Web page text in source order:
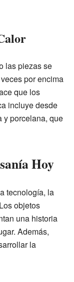
las piezas se
por encima
que los
incluye desde
y porcelana, que
Hoy
tecnología, la
objetos
una historia
Además,
la